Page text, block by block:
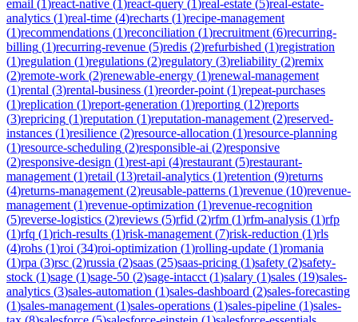
email (1)react-native (1)react-query (1)real-estate (5)real-estate-
analytics (1)real-time (4)recharts (1)recipe-management
(1)recommendations (1)reconciliation (1)recruitment (6)recurring-
billing (1)recurring-revenue (5)redis (2)refurbished (1)registration
(1)regulation (1)regulations (2)regulatory (3)reliability (2)remix
(2)remote-work (2)renewable-energy (1)renewal-management
(1)rental (3)rental-business (1)reorder-point (1)repeat-purchases
(1)replication (1)report-generation (1)reporting (12)reports
(3)repricing (1)reputation (1)reputation-management (2)reserved-
instances (1)resilience (2)resource-allocation (1)resource-planning
(1)resource-scheduling (2)responsible-ai (2)responsive
(2)responsive-design (1)rest-api (4)restaurant (5)restaurant-
management (1)retail (13)retail-analytics (1)retention (9)returns
(4)returns-management (2)reusable-patterns (1)revenue (10)revenue-
management (1)revenue-optimization (1)revenue-recognition
(5)reverse-logistics (2)reviews (5)rfid (2)rfm (1)rfm-analysis (1)rfp
(1)rfq (1)rich-results (1)risk-management (7)risk-reduction (1)rls
(4)rohs (1)roi (34)roi-optimization (1)rolling-update (1)romania
(1)rpa (3)rsc (2)russia (2)saas (25)saas-pricing (1)safety (2)safety-
stock (1)sage (1)sage-50 (2)sage-intacct (1)salary (1)sales (19)sales-
analytics (3)sales-automation (1)sales-dashboard (2)sales-forecasting
(1)sales-management (1)sales-operations (1)sales-pipeline (1)sales-